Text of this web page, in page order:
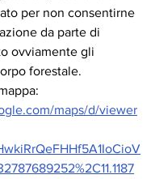
per non consentirne
da parte di
ovviamente gli
forestale.
maps/d/viewer